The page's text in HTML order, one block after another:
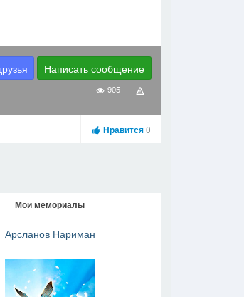
Написать сообщение
905
Нравится0
Мои мемориалы
Арсланов Нариман